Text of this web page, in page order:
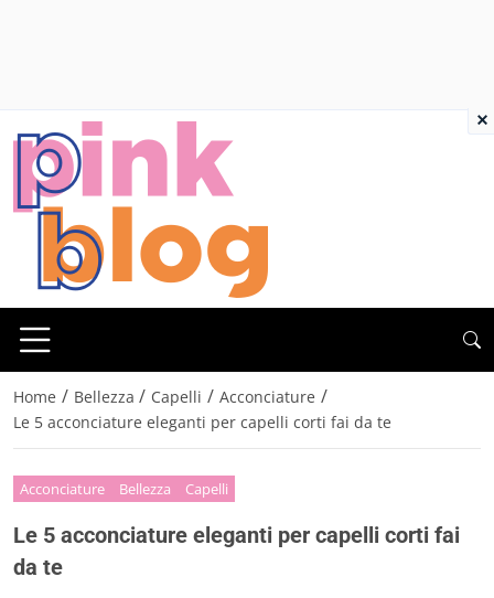
Home / Bellezza / Capelli / Acconciature /
Le 5 acconciature eleganti per capelli corti fai da te
Acconciature Bellezza Capelli
Le 5 acconciature eleganti per capelli corti fai
da te
×